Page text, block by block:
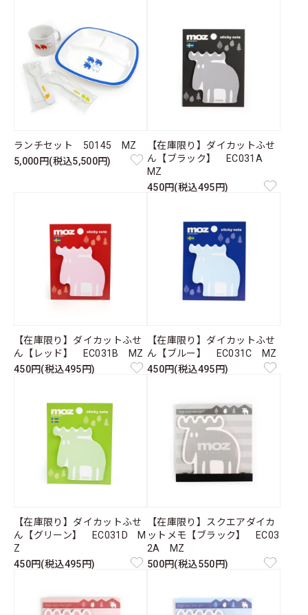
ランチセット 50145 MZ
5,000円(税込5,500円)
【在庫限り】ダイカットふせ
ん【ブラック】 EC031A
MZ
450円(税込495円)
【在庫限り】ダイカットふせ
ん【レッド】 EC031B MZ
450円(税込495円)
【在庫限り】ダイカットふせ
ん【ブルー】 EC031C MZ
450円(税込495円)
【在庫限り】ダイカットふせ
ん【グリーン】 EC031D M
Z
450円(税込495円)
【在庫限り】スクエアダイカ
ットメモ【ブラック】 EC03
2A MZ
500円(税込550円)